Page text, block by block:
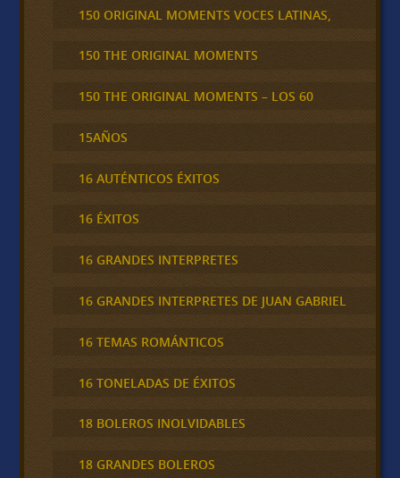
150 ORIGINAL MOMENTS VOCES LATINAS,
150 THE ORIGINAL MOMENTS
150 THE ORIGINAL MOMENTS – LOS 60
15AÑOS
16 AUTÉNTICOS ÉXITOS
16 ÉXITOS
16 GRANDES INTERPRETES
16 GRANDES INTERPRETES DE JUAN GABRIEL
16 TEMAS ROMÁNTICOS
16 TONELADAS DE ÉXITOS
18 BOLEROS INOLVIDABLES
18 GRANDES BOLEROS